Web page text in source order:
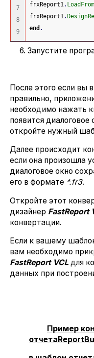
7
8
frxReport1.
frxReport1.
end .
6. Запустите
После этого если вы
правильно,
необходимо нажать
появится
откройте нужный
Далее происходит
если она произошла
диалоговое окно
его в формате *.fr3.
Откройте этот
дизайнер FastReport
конвертации.
Если к вашему
вам необходимо
FastReport VCL для
данных при
Пример
отчета